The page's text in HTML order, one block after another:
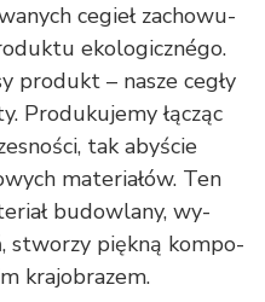
ce­gieł za­cho­wu­
ekologicznégo.
pro­dukt – na­sze ce­gły
Pro­du­ku­je­my łą­cząc
tak aby­ście
ma­te­ria­łów. Ten
bu­dow­la­ny, wy­
stwo­rzy pięk­ną kom­po­
krajobrazem.